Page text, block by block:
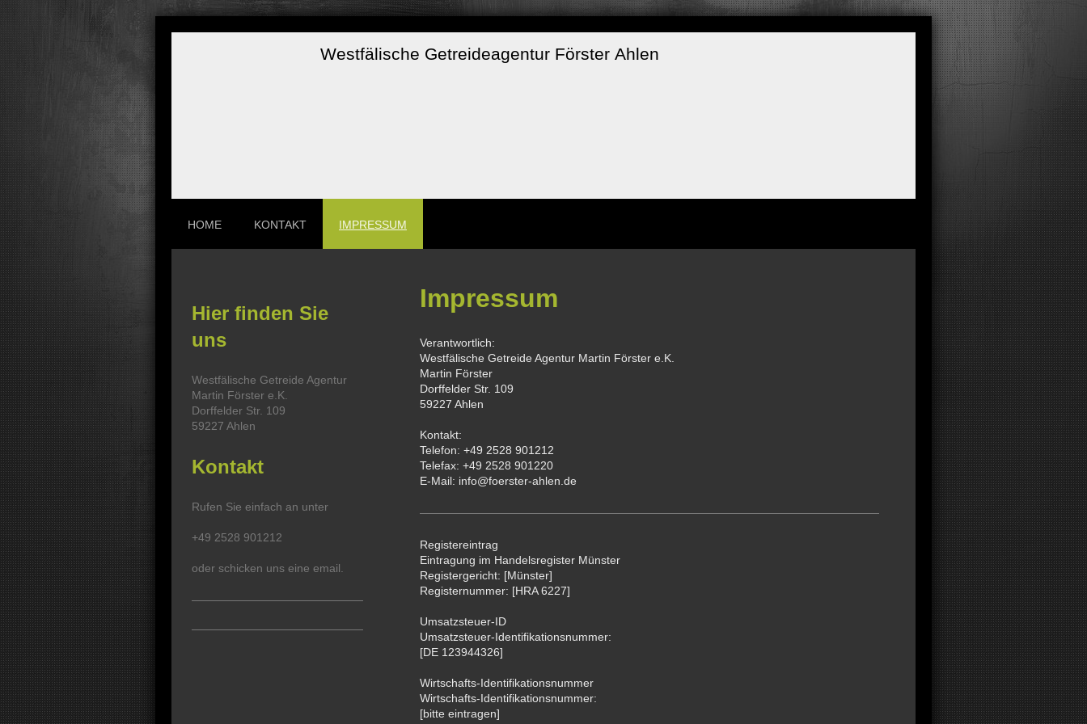
Westfälische Getreideagentur Förster Ahlen
HOME KONTAKT IMPRESSUM
Impressum
Verantwortlich:
Westfälische Getreide Agentur Martin Förster e.K.
Martin Förster
Dorffelder Str. 109
59227 Ahlen
Kontakt:
Telefon:+49 2528 901212
Telefax: +49 2528 901220
E-Mail: info@foerster-ahlen.de
Registereintrag
Eintragung im Handelsregister Münster
Registergericht: [Münster]
Registernummer: [HRA 6227]
Umsatzsteuer-ID
Umsatzsteuer-Identifikationsnummer:
[DE 123944326]
Wirtschafts-Identifikationsnummer
Wirtschafts-Identifikationsnummer:
[bitte eintragen]
Hier finden Sie
uns
Westfälische Getreide Agentur
Martin Förster e.K.
Dorffelder Str. 109
59227 Ahlen
Kontakt
Rufen Sie einfach an unter
+49 2528 901212
oder schicken uns eine email.